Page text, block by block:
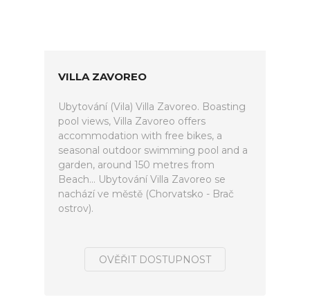
VILLA ZAVOREO
Ubytování (Vila) Villa Zavoreo. Boasting
pool views, Villa Zavoreo offers
accommodation with free bikes, a
seasonal outdoor swimming pool and a
garden, around 150 metres from
Beach... Ubytování Villa Zavoreo se
nachází ve městě (Chorvatsko - Brač
ostrov).
OVĚŘIT DOSTUPNOST